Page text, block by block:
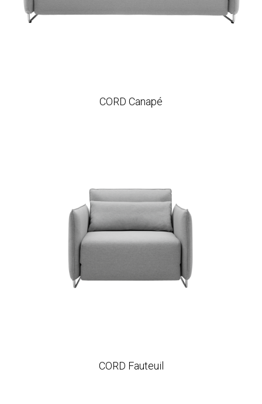
CORD Canapé
CORD Fauteuil